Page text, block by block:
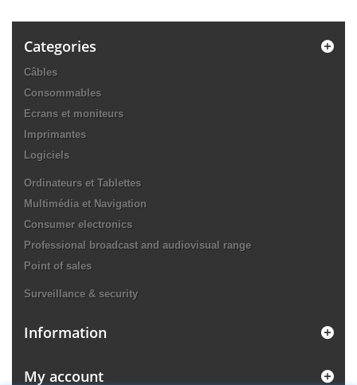
Categories
Câbles
Consommables
Ecrans et moniteurs
Imprimantes
Logiciels
Ordinateurs et Tablettes
Multimédia et Navigation
Consumer electronics
Professional broadcast and audiovisual range
Point of sales
Surveillance & security
Information
My account